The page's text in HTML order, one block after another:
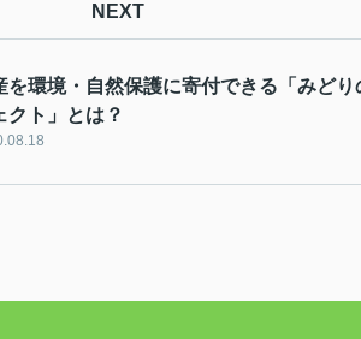
NEXT
を環境・自然保護に寄付できる「みどり
クト」とは？